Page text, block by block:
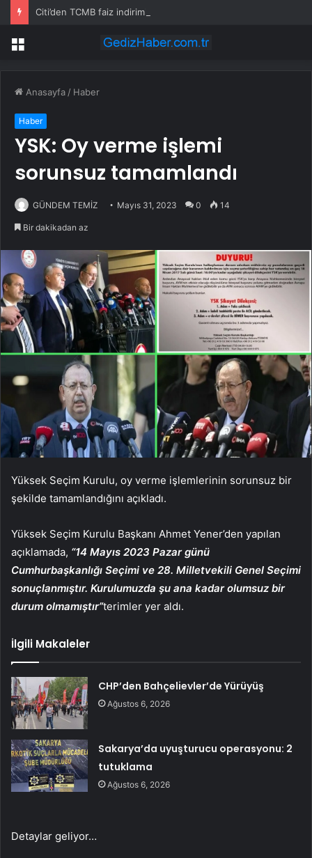
Citi’den TCMB faiz indirimi yorumu
Menü
Anasayfa / Haber
Haber
YSK: Oy verme işlemi
sorunsuz tamamlandı
GÜNDEM TEMİZ Mayıs 31, 2023 0 14
Bir dakikadan az
Yüksek Seçim Kurulu, oy verme işlemlerinin sorunsuz bir
şekilde tamamlandığını açıkladı.
Yüksek Seçim Kurulu Başkanı Ahmet Yener’den yapılan
açıklamada, “14 Mayıs 2023 Pazar günü
Cumhurbaşkanlığı Seçimi ve 28. Milletvekili Genel Seçimi
sonuçlanmıştır. Kurulumuzda şu ana kadar olumsuz bir
durum olmamıştır”terimler yer aldı.
İlgili Makaleler
CHP’den Bahçelievler’de Yürüyüş
Ağustos 6, 2026
Sakarya’da uyuşturucu operasyonu: 2
tutuklama
Ağustos 6, 2026
Detaylar geliyor…